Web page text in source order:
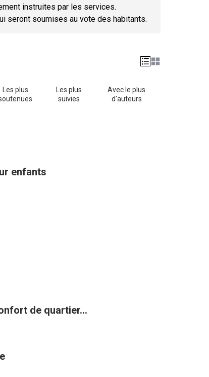
instruites par les services.
seront soumises au vote des habitants.
Les plus
Les plus
suivies
Avec le plus
d'auteurs
enfants
de quartier...